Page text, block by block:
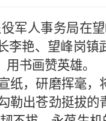
军人事务局在
李艳、望峰岗镇
书画赞英雄。
纸，研磨挥毫
勒出苍劲挺拔